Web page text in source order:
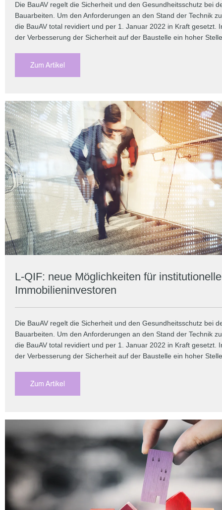
Die BauAV regelt die Sicherheit und den Gesundheitsschutz bei
Bauarbeiten. Um den Anforderungen an den Stand der Technik
die BauAV total revidiert und per 1. Januar 2022 in Kraft gesetzt.
der Verbesserung der Sicherheit auf der Baustelle ein hoher
L-QIF: neue Möglichkeiten für institutionelle
Immobilieninvestoren
Die BauAV regelt die Sicherheit und den Gesundheitsschutz bei
Bauarbeiten. Um den Anforderungen an den Stand der Technik
die BauAV total revidiert und per 1. Januar 2022 in Kraft gesetzt.
der Verbesserung der Sicherheit auf der Baustelle ein hoher